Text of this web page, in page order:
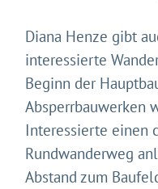
Diana Henze gibt
interessierte
Beginn der
Absperrbauwerken
Interessierte einen
Rundwanderweg
Abstand zum